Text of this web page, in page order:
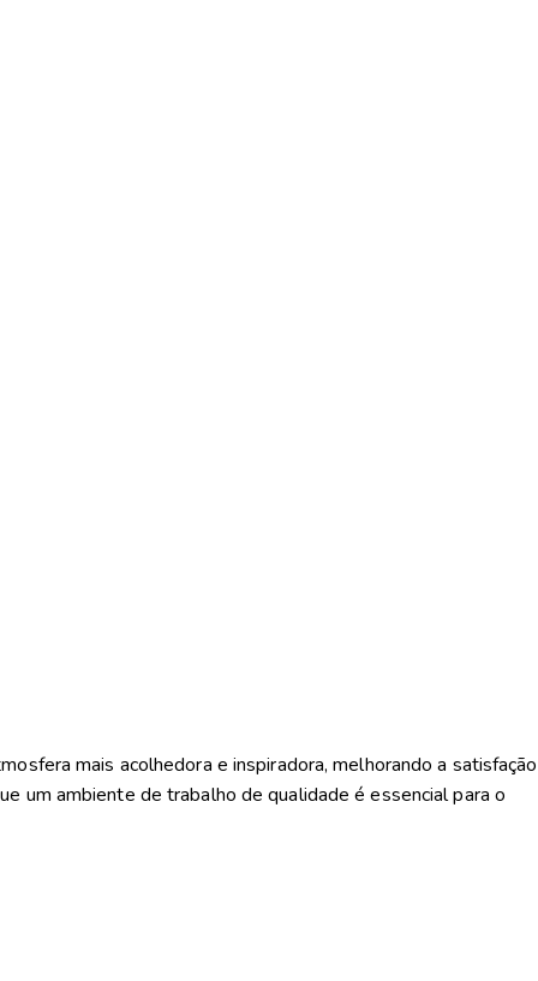
mais acolhedora e inspiradora, melhorando a satisfação
um ambiente de trabalho de qualidade é essencial para o